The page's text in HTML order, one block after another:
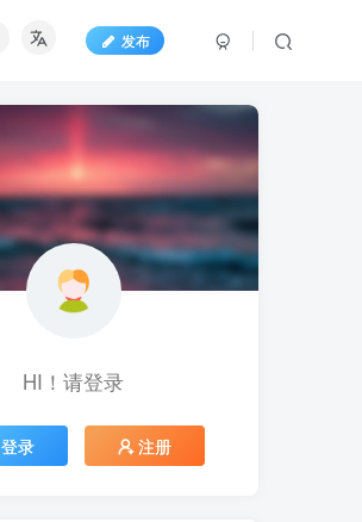
发布
HI！请登录
登录 注册